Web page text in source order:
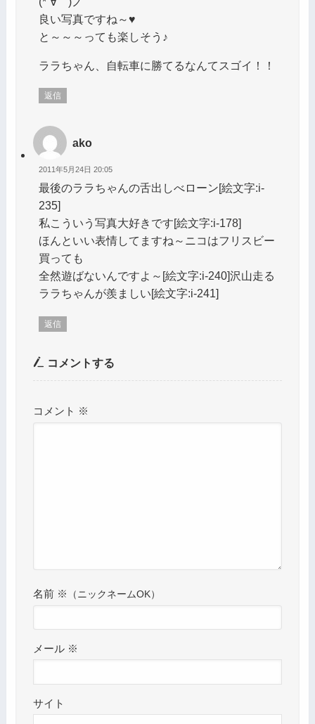
良い写真ですね～♥
と～～～っても楽しそう♪
ララちゃん、自転車に勝てるなんてスゴイ！！
返信
ako
2011年5月24日 20:05
最後のララちゃんの舌出しべローン[絵文字:i-
235]
私こういう写真大好きです[絵文字:i-178]
ほんといい表情してますね～ニコはフリスビー
買っても
全然遊ばないんですよ～[絵文字:i-240]沢山走る
ララちゃんが羨ましい[絵文字:i-241]
返信
コメントする
コメント ※
名前 ※
メール ※
サイト